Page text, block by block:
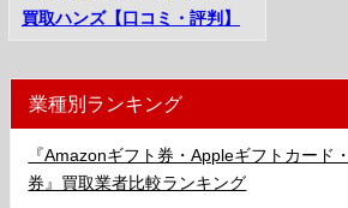
買取ハンズ【口コミ・評判】
業種別ランキング
『Amazonギフト券・Appleギフトカード
券』買取業者比較ランキング